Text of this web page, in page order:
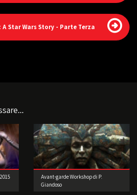
A Star Wars Story - Parte Terza
Avant-garde Workshop di P.
Giandoso